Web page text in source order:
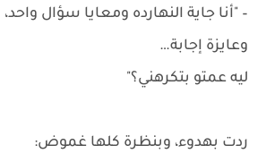
– "أنا جاية النهارده ومعايا سؤال واحد،
وعايزة إجابة…
ليه عمتو بتكرهني؟"
ردت بهدوء، وبنظرة كلها غموض: